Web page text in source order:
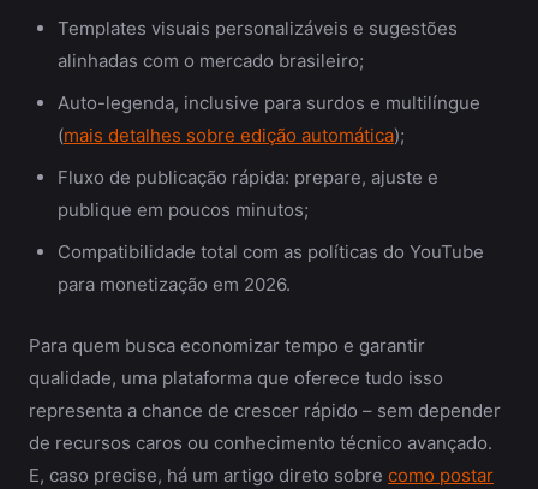
Templates visuais personalizáveis e sugestões
alinhadas com o mercado brasileiro;
Auto-legenda, inclusive para surdos e multilíngue
(mais detalhes sobre edição automática);
Fluxo de publicação rápida: prepare, ajuste e
publique em poucos minutos;
Compatibilidade total com as políticas do YouTube
para monetização em 2026.
Para quem busca economizar tempo e garantir
qualidade, uma plataforma que oferece tudo isso
representa a chance de crescer rápido – sem depender
de recursos caros ou conhecimento técnico avançado.
E, caso precise, há um artigo direto sobre como postar